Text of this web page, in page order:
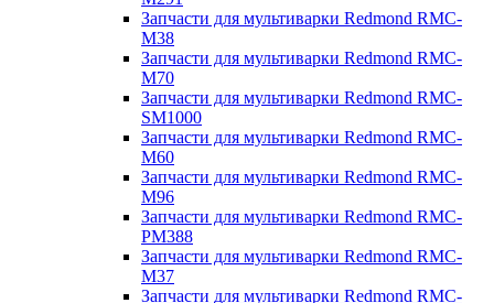
Запчасти для мультиварки Redmond RMC-
M38
Запчасти для мультиварки Redmond RMC-
M70
Запчасти для мультиварки Redmond RMC-
SM1000
Запчасти для мультиварки Redmond RMC-
M60
Запчасти для мультиварки Redmond RMC-
M96
Запчасти для мультиварки Redmond RMC-
PM388
Запчасти для мультиварки Redmond RMC-
M37
Запчасти для мультиварки Redmond RMC-